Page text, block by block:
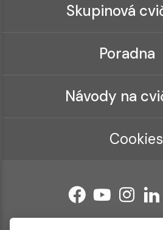
Skupinová
Poradna
Návody na
Cookies